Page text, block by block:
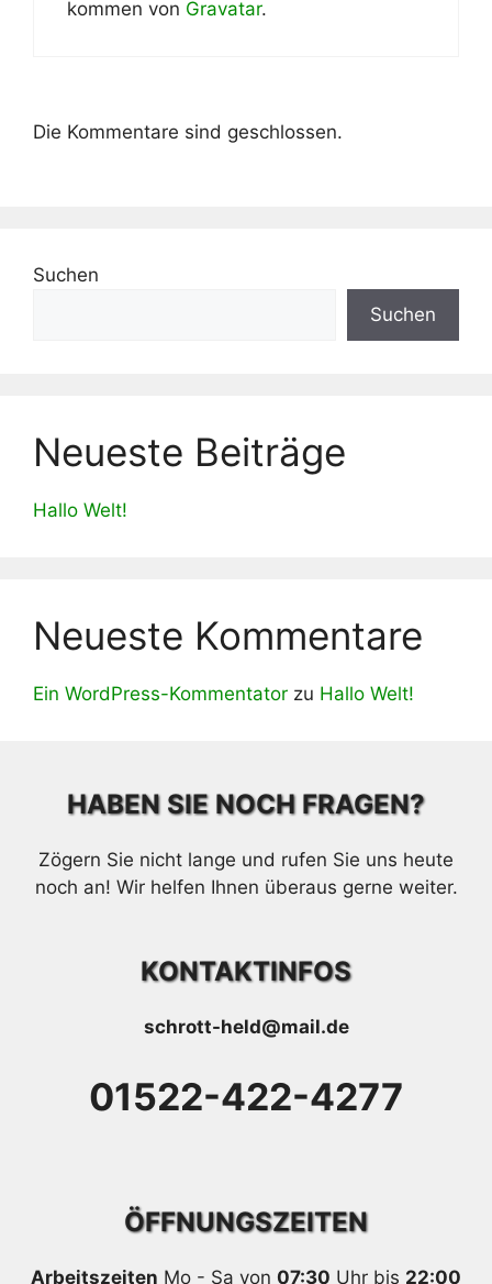
kommen von Gravatar.
Die Kommentare sind geschlossen.
Suchen
Suchen
Neueste Beiträge
Hallo Welt!
Neueste Kommentare
Ein WordPress-Kommentator zu Hallo Welt!
HABEN SIE NOCH FRAGEN?
Zögern Sie nicht lange und rufen Sie uns heute
noch an! Wir helfen Ihnen überaus gerne weiter.
KONTAKTINFOS
schrott-held@mail.de
01522-422-4277
ÖFFNUNGSZEITEN
Arbeitszeiten Mo - Sa von 07:30 Uhr bis 22:00